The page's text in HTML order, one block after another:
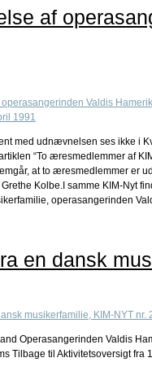
af
med udnævnelsen ses ikke i
“To æresmedlemmer af
at to æresmedlemmer er
Kolbe.I samme KIM-Nyt
operasangerinden
en dansk
Operasangerinden Valdis
Tilbage til Aktivitetsoversigt fra